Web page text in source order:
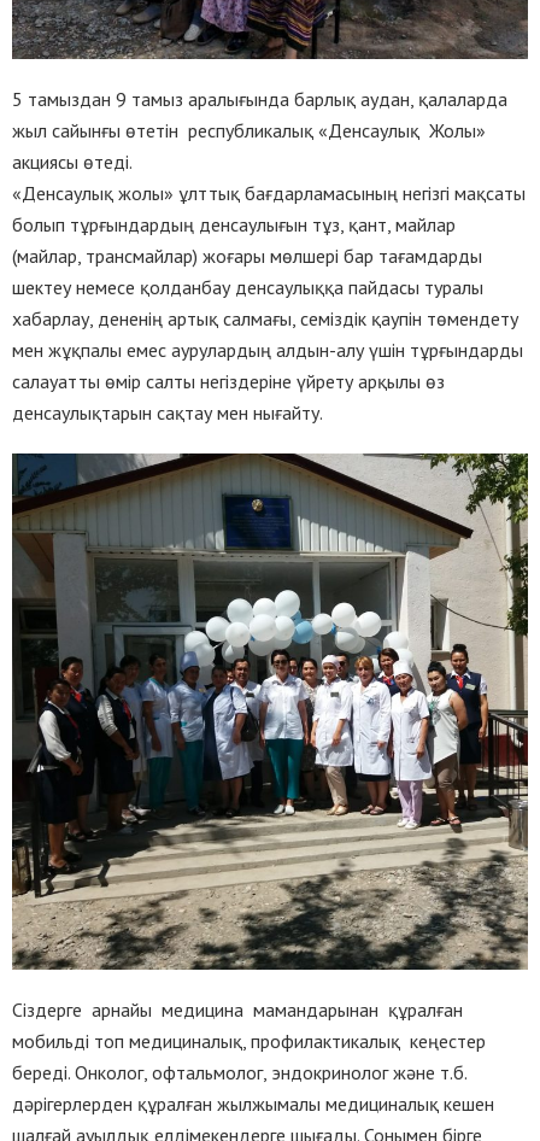
5 тамыздан 9 тамыз аралығында барлық аудан, қалаларда
жыл сайынғы өтетін республикалық «Денсаулық Жолы»
акциясы өтеді.
«Денсаулық жолы» ұлттық бағдарламасының негізгі мақсаты
болып тұрғындардың денсаулығын тұз, қант, майлар
(майлар, трансмайлар) жоғары мөлшері бар тағамдарды
шектеу немесе қолданбау денсаулыққа пайдасы туралы
хабарлау, дененің артық салмағы, семіздік қаупін төмендету
мен жұқпалы емес аурулардың алдын-алу үшін тұрғындарды
салауатты өмір салты негіздеріне үйрету арқылы өз
денсаулықтарын сақтау мен нығайту.
Сіздерге арнайы медицина мамандарынан құралған
мобильді топ медициналық, профилактикалық кеңестер
береді. Онколог, офтальмолог, эндокринолог және т.б.
дәрігерлерден құралған жылжымалы медициналық кешен
шалғай ауылдық елдімекендерге шығады. Сонымен бірге